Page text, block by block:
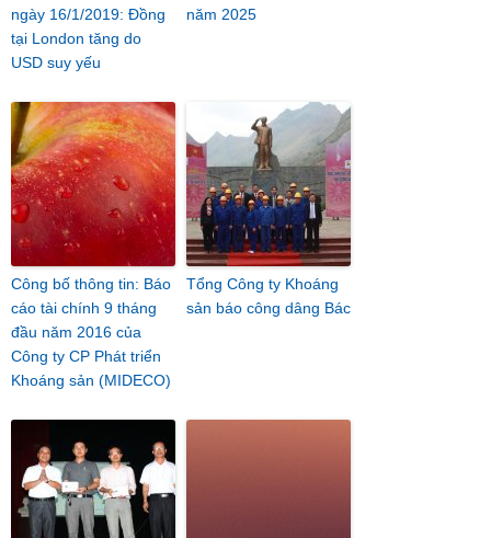
ngày 16/1/2019: Đồng
tại London tăng do
USD suy yếu
năm 2025
Công bố thông tin: Báo
cáo tài chính 9 tháng
đầu năm 2016 của
Công ty CP Phát triển
Khoáng sản (MIDECO)
Tổng Công ty Khoáng
sản báo công dâng Bác